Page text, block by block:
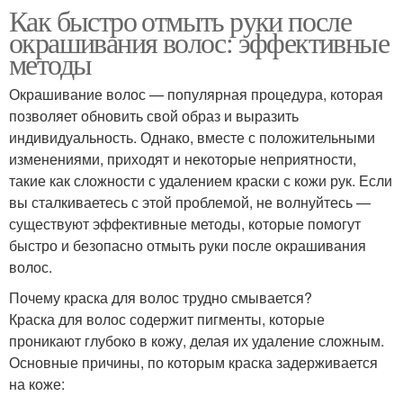
Как быстро отмыть руки после
окрашивания волос: эффективные
методы
Окрашивание волос — популярная процедура, которая
позволяет обновить свой образ и выразить
индивидуальность. Однако, вместе с положительными
изменениями, приходят и некоторые неприятности,
такие как сложности с удалением краски с кожи рук. Если
вы сталкиваетесь с этой проблемой, не волнуйтесь —
существуют эффективные методы, которые помогут
быстро и безопасно отмыть руки после окрашивания
волос.
Почему краска для волос трудно смывается?
Краска для волос содержит пигменты, которые
проникают глубоко в кожу, делая их удаление сложным.
Основные причины, по которым краска задерживается
на коже: